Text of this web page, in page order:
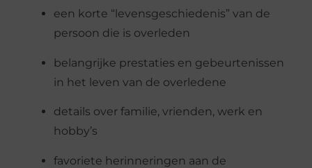
een korte “levensgeschiedenis” van de
persoon die is overleden
belangrijke prestaties en gebeurtenissen
in het leven van de overledene
details over familie, vrienden, werk en
hobby’s
favoriete herinneringen aan de